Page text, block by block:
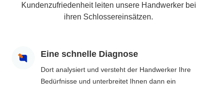
Kundenzufriedenheit leiten unsere Handwerker bei
ihren Schlossereinsätzen.
Eine schnelle Diagnose
Dort analysiert und versteht der Handwerker Ihre
Bedürfnisse und unterbreitet Ihnen dann ein